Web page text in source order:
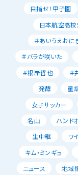
目指せ！甲子園
日本航空高
＃あいうえおに
＃バラが咲いた
＃根岸哲也
＃
発酵
童
女子サッカー
名山
ハンド
生中継
ワ
キム・ミンギュ
ニュース
地域